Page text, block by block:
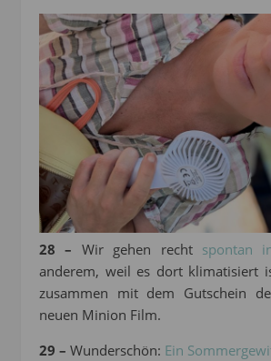
28 – Wir gehen recht spontan
anderem, weil es dort klimatisiert
zusammen mit dem Gutschein
neuen Minion Film.
29 – Wunderschön: Ein